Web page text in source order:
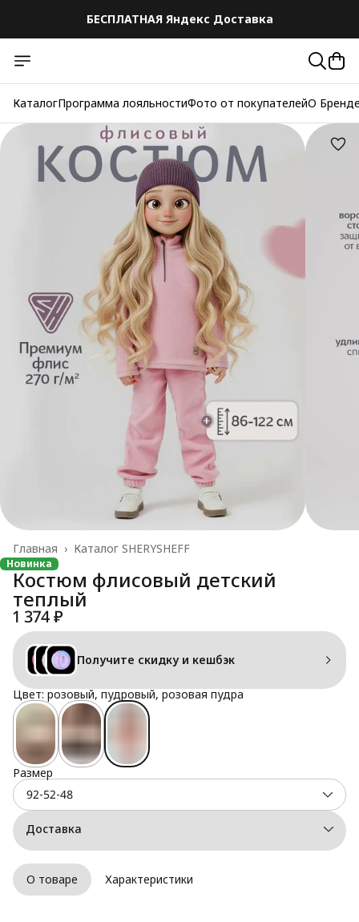
БЕСПЛАТНАЯ Яндекс Доставка
КаталогПрограмма лояльностиФото от покупателейО
Каталог SHERYSHEFF
Главная ›
Новинка
Костюм флисовый детский
теплый
1 374 ₽
Получите скидку и кешбэк
Цвет: розовый, пудровый, розовая пудра
Размер
92-52-48
Доставка
О товаре Характеристики